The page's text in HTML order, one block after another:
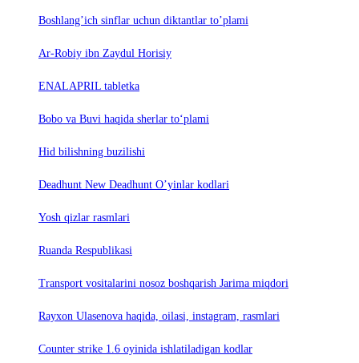
Boshlang’ich sinflar uchun diktantlar to’plami
Ar-Robiy ibn Zaydul Horisiy
ENALAPRIL tabletka
Bobo va Buvi haqida sherlar to‘plami
Hid bilishning buzilishi
Deadhunt New Deadhunt O’yinlar kodlari
Yosh qizlar rasmlari
Ruanda Respublikasi
Trаnsport vositаlаrini nosoz boshqаrish Jаrimа miqdori
Rayxon Ulasenova haqida, oilasi, instagram, rasmlari
Counter strike 1.6 oyinida ishlatiladigan kodlar